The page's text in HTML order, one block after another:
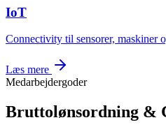
IoT
Connectivity til sensorer, maskiner
Læs mere
Medarbejdergoder
Bruttolønsordning &